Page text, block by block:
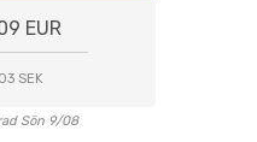
EUR
SEK
Sön 9/08